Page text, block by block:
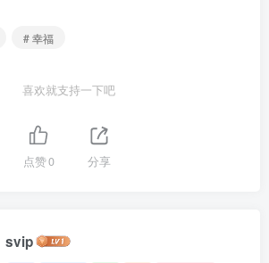
# 幸福
喜欢就支持一下吧
点赞0 分享
svip